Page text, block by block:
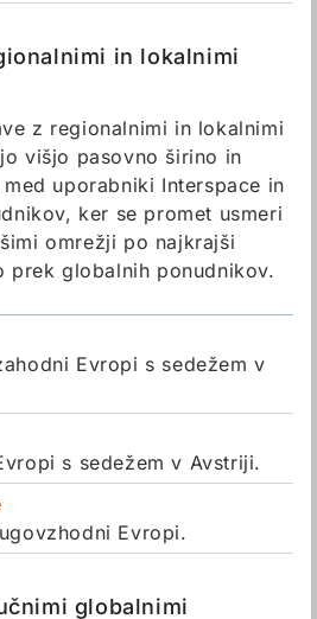
in lokalnimi
z regionalnimi in lokalnimi
višjo pasovno širino in
uporabniki Interspace in
ker se promet usmeri
omrežji po najkrajši
prek globalnih ponudnikov.
Evropi s sedežem v
s sedežem v Avstriji.
Evropi.
globalnimi